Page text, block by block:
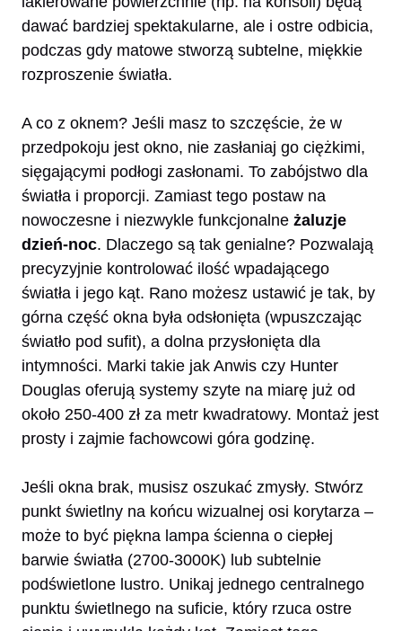
dawać bardziej spektakularne, ale i ostre odbicia,
podczas gdy matowe stworzą subtelne, miękkie
rozproszenie światła.
A co z oknem? Jeśli masz to szczęście, że w
przedpokoju jest okno, nie zasłaniaj go ciężkimi,
sięgającymi podłogi zasłonami. To zabójstwo dla
światła i proporcji. Zamiast tego postaw na
nowoczesne i niezwykle funkcjonalne żaluzje
dzień-noc. Dlaczego są tak genialne? Pozwalają
precyzyjnie kontrolować ilość wpadającego
światła i jego kąt. Rano możesz ustawić je tak, by
górna część okna była odsłonięta (wpuszczając
światło pod sufit), a dolna przysłonięta dla
intymności. Marki takie jak Anwis czy Hunter
Douglas oferują systemy szyte na miarę już od
około 250-400 zł za metr kwadratowy. Montaż jest
prosty i zajmie fachowcowi góra godzinę.
Jeśli okna brak, musisz oszukać zmysły. Stwórz
punkt świetlny na końcu wizualnej osi korytarza –
może to być piękna lampa ścienna o ciepłej
barwie światła (2700-3000K) lub subtelnie
podświetlone lustro. Unikaj jednego centralnego
punktu świetlnego na suficie, który rzuca ostre